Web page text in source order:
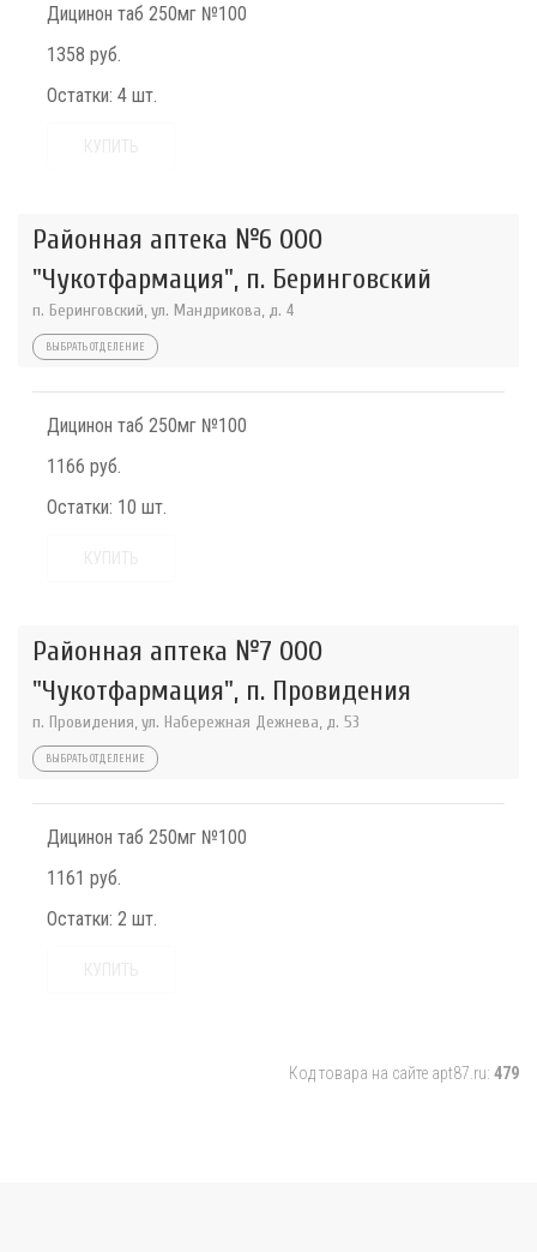
Дицинон таб 250мг №100
1358 руб.
Остатки: 4 шт.
Районная аптека №6 ООО
"Чукотфармация", п. Беринговский
п. Беринговский, ул. Мандрикова, д. 4
ВЫБРАТЬ ОТДЕЛЕНИЕ
Дицинон таб 250мг №100
1166 руб.
Остатки: 10 шт.
Районная аптека №7 ООО
"Чукотфармация", п. Провидения
п. Провидения, ул. Набережная Дежнева, д. 53
ВЫБРАТЬ ОТДЕЛЕНИЕ
Дицинон таб 250мг №100
1161 руб.
Остатки: 2 шт.
Код товара на сайте apt87.ru: 479